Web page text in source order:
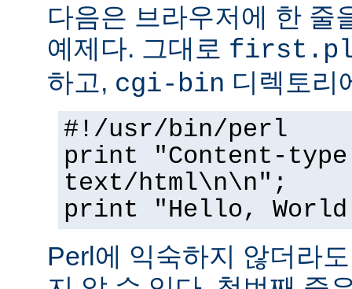
다음은 브라우저에 한 줄
예제다. 그대로
하고, cgi-bin 디렉토리
#!/usr/bin/perl
print "Content-
text/html\n\n";
print "Hello,
Perl에 익숙하지 않더라